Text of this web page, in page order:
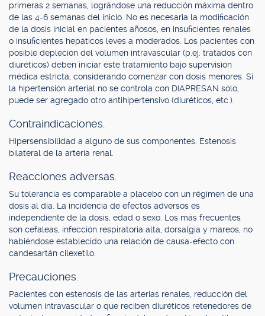
primeras 2 semanas, lográndose una reducción máxima dentro
de las 4-6 semanas del inicio. No es necesaria la modificación
de la dosis inicial en pacientes añosos, en insuficientes renales
o insuficientes hepáticos leves a moderados. Los pacientes con
posible depleción del volumen intravascular (p.ej. tratados con
diuréticos) deben iniciar este tratamiento bajo supervisión
médica estricta, considerando comenzar con dosis menores. Si
la hipertensión arterial no se controla con DIAPRESAN sólo,
puede ser agregado otro antihipertensivo (diuréticos, etc.).
Contraindicaciones.
Hipersensibilidad a alguno de sus componentes. Estenosis
bilateral de la arteria renal.
Reacciones adversas.
Su tolerancia es comparable a placebo con un régimen de una
dosis al día. La incidencia de efectos adversos es
independiente de la dosis, edad o sexo. Los más frecuentes
son cefaleas, infección respiratoria alta, dorsalgia y mareos, no
habiéndose establecido una relación de causa-efecto con
candesartán cilexetilo.
Precauciones.
Pacientes con estenosis de las arterias renales, reducción del
volumen intravascular o que reciben diuréticos retenedores de